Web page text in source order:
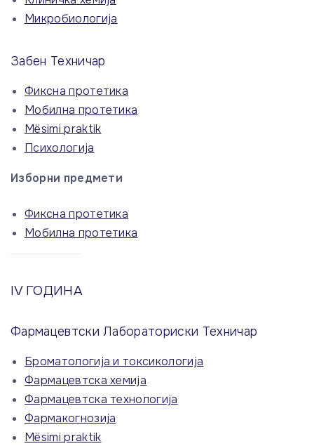
Микробиологија
Забен Техничар
Фиксна протетика
Мобилна протетика
Mësimi praktik
Психологија
Изборни предмети
Фиксна протетика
Мобилна протетика
IV ГОДИНА
Фармацевтски Лабораториски Техничар
Броматологија и токсикологија
Фармацевтска хемија
Фармацевтска технологија
Фармакогнозија
Mësimi praktik